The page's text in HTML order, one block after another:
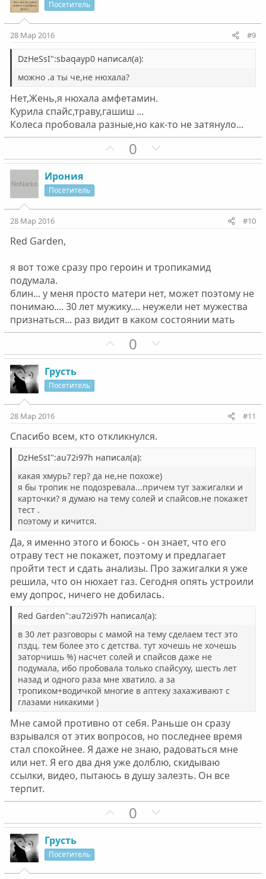
т
н
ы
г
о
л
с
т
о
л
с
Посетитель
28 Мар 2016 #9
DzHeSsI":sbaqayp0 написал(а):
можно .а ты че,не нюхала?
Нет,Жень,я нюхала амфетамин.
Курила спайс,траву,гашиш ...
Колеса пробовала разные,но как-то не затянуло...
П
о
т
ы
й
г
о
л
о
0
е
т
ы
й
г
о
л
о
Ирония
Посетитель
28 Мар 2016 #10
Red Garden,
я вот тоже сразу про героин и тропикамид
подумала.
блин... у меня просто матери нет, может поэтому не
понимаю.... 30 лет мужику.... неужели нет мужества
признаться... раз видит в каком состоянии мать
П
о
т
н
ы
й
г
о
с
0
е
т
г
о
с
Грусть
Посетитель
28 Мар 2016 #11
Спасибо всем, кто откликнулся.
DzHeSsI":au72i97h написал(а):
какая хмурь? гер? да не,не похоже)
я бы тропик не подозревала...причем тут зажигалки и
карточки? я думаю на тему солей и спайсов.не покажет
тест .
поэтому и кичится.
Да, я именно этого и боюсь - он знает, что его
отраву тест не покажет, поэтому и предлагает
пройти тест и сдать анализы. Про зажигалки я уже
решила, что он нюхает газ. Сегодня опять устроили
ему допрос, ничего не добилась.
Red Garden":au72i97h написал(а):
в 30 лет разговоры с мамой на тему сделаем тест это
пздц. тем более это с детства. тут хочешь не хочешь
заторчишь %) насчет солей и спайсов даже не
подумала, ибо пробовала только спайсуху, шесть лет
назад и одного раза мне хватило. а за
тропиком+водичкой многие в аптеку захаживают с
глазами никакими )
Мне самой противно от себя. Раньше он сразу
взрывался от этих вопросов, но последнее время
стал спокойнее. Я даже не знаю, радоваться мне
или нет. Я его два дня уже долблю, скидываю
ссылки, видео, пытаюсь в душу залезть. Он все
терпит.
П
о
т
0
е
т
Грусть
Посетитель